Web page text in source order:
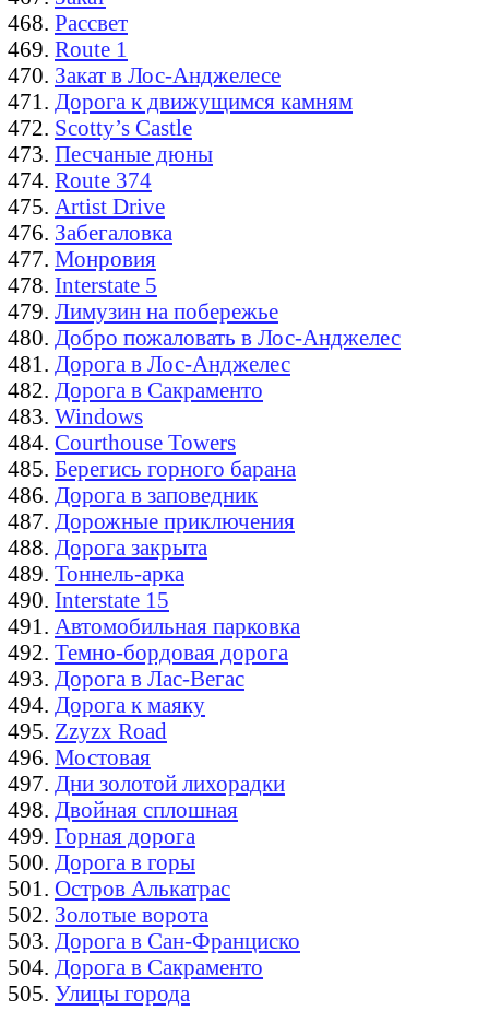
Рассвет
Route 1
Закат в Лос-Анджелесе
Дорога к движущимся камням
Scotty’s Castle
Песчаные дюны
Route 374
Artist Drive
Забегаловка
Монровия
Interstate 5
Лимузин на побережье
Добро пожаловать в Лос-Анджелес
Дорога в Лос-Анджелес
Дорога в Сакраменто
Windows
Courthouse Towers
Берегись горного барана
Дорога в заповедник
Дорожные приключения
Дорога закрыта
Тоннель-арка
Interstate 15
Автомобильная парковка
Темно-бордовая дорога
Дорога в Лас-Вегас
Дорога к маяку
Zzyzx Road
Мостовая
Дни золотой лихорадки
Двойная сплошная
Горная дорога
Дорога в горы
Остров Алькатрас
Золотые ворота
Дорога в Сан-Франциско
Дорога в Сакраменто
Улицы города